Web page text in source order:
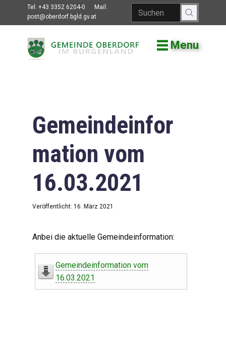
Tel: +43 3352 6204-0
Mail:
post@oberdorf.bgld.gv.at
Menu
Willkommen
Gemeindeamt
Gemeinderat
Bildung
Vereine
Leben in Oberdorf
Gemeindeinfor
mation vom
16.03.2021
Veröffentlicht: 16. März 2021
Anbei die aktuelle Gemeindeinformation:
Gemeindeinformation vom
16.03.2021